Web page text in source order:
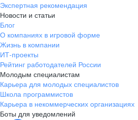
Экспертная рекомендация
Новости и статьи
Блог
О компаниях в игровой форме
Жизнь в компании
ИТ-проекты
Рейтинг работодателей России
Молодым специалистам
Карьера для молодых специалистов
Школа программистов
Карьера в некоммерческих организациях
Боты для уведомлений